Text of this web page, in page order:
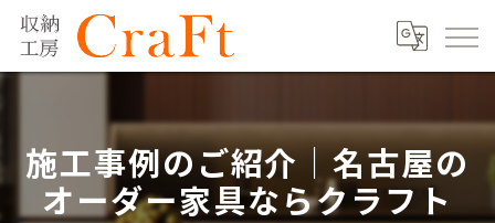
施工事例のご紹介｜名古屋の
オーダー家具ならクラフト